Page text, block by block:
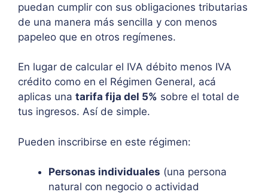
puedan cumplir con sus obligaciones tributarias
de una manera más sencilla y con menos
papeleo que en otros regímenes.
En lugar de calcular el IVA débito menos IVA
crédito como en el Régimen General, acá
aplicas una tarifa fija del 5% sobre el total de
tus ingresos. Así de simple.
Pueden inscribirse en este régimen:
Personas individuales (una persona
natural con negocio o actividad